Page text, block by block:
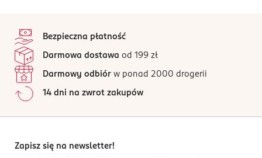
Bezpieczna płatność
Darmowa dostawa od 199 zł
Darmowy odbiór w ponad 2000 drogerii
14 dni na zwrot zakupów
Zapisz się na newsletter!